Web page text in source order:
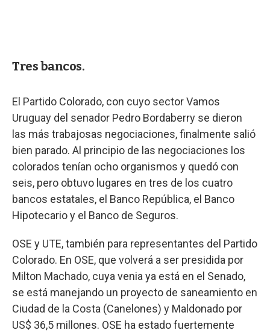
Tres bancos.
El Partido Colorado, con cuyo sector Vamos
Uruguay del senador Pedro Bordaberry se dieron
las más trabajosas negociaciones, finalmente salió
bien parado. Al principio de las negociaciones los
colorados tenían ocho organismos y quedó con
seis, pero obtuvo lugares en tres de los cuatro
bancos estatales, el Banco República, el Banco
Hipotecario y el Banco de Seguros.
OSE y UTE, también para representantes del Partido
Colorado. En OSE, que volverá a ser presidida por
Milton Machado, cuya venia ya está en el Senado,
se está manejando un proyecto de saneamiento en
Ciudad de la Costa (Canelones) y Maldonado por
US$ 36,5 millones. OSE ha estado fuertemente